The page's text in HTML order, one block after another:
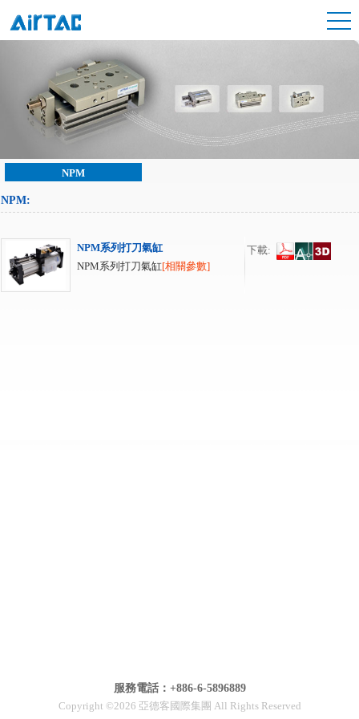
NPM
NPM:
NPM系列打刀氣缸
NPM系列打刀氣缸[相關參數]
下載:
服務電話：+886-6-5896889
Copyright ©2026 亞德客國際集團 All Rights Reserved